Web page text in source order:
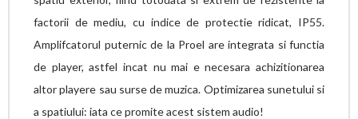
factorii de mediu, cu indice de protectie ridicat, IP55.
Amplifcatorul puternic de la Proel are integrata si functia
de player, astfel incat nu mai e necesara achizitionarea
altor playere sau surse de muzica. Optimizarea sunetului si
a spatiului: iata ce promite acest sistem audio!